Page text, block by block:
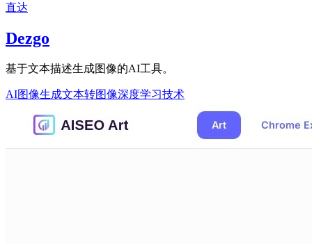
直达
Dezgo
基于文本描述生成图像的AI工具。
AI图像生成文本转图像深度学习技术